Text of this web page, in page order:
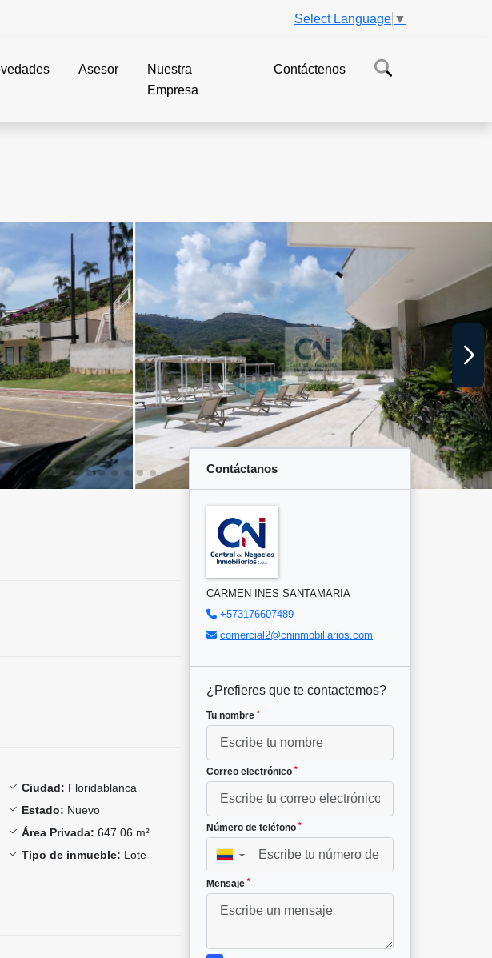
Select Language ▼
Asesor
Nuestra
Empresa
Contáctenos
Ciudad: Floridablanca
Estado: Nuevo
Área Privada: 647.06 m²
Tipo de inmueble: Lote
Contáctanos
CARMEN INES SANTAMARIA
+573176607489
comercial2@cninmobiliarios.com
¿Prefieres que te contactemos?
Tu nombre *
Correo electrónico *
Número de teléfono *
▼
Mensaje *